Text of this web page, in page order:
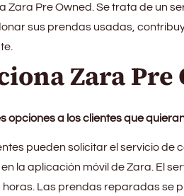
Zara Pre Owned. Se trata de un
sus prendas usadas,
Zara Pre
opciones a los clientes que
pueden solicitar el servicio de
la aplicación móvil de Zara. El
horas. Las prendas reparadas se